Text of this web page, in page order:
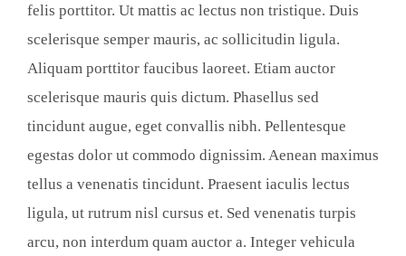
felis porttitor. Ut mattis ac lectus non tristique. Duis
scelerisque semper mauris, ac sollicitudin ligula.
Aliquam porttitor faucibus laoreet. Etiam auctor
scelerisque mauris quis dictum. Phasellus sed
tincidunt augue, eget convallis nibh. Pellentesque
egestas dolor ut commodo dignissim. Aenean maximus
tellus a venenatis tincidunt. Praesent iaculis lectus
ligula, ut rutrum nisl cursus et. Sed venenatis turpis
arcu, non interdum quam auctor a. Integer vehicula